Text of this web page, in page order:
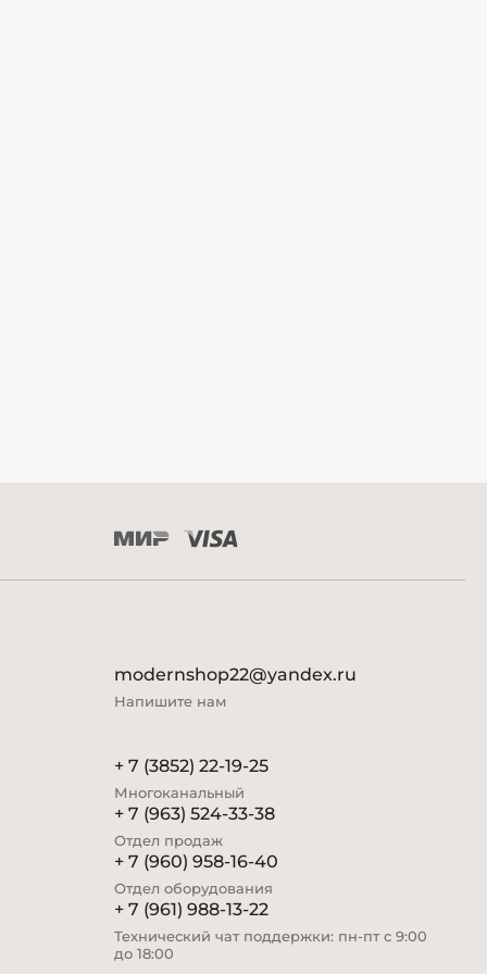
modernshop22@yandex.ru
Напишите нам
+ 7 (3852) 22-19-25
Многоканальный
+ 7 (963) 524-33-38
Отдел продаж
+ 7 (960) 958-16-40
Отдел оборудования
+ 7 (961) 988-13-22
Технический чат поддержки: пн-пт с 9:00
до 18:00